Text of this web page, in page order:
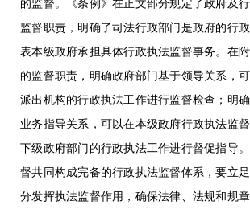
的监督。《条例》在正文部分规定了政府及
监督职责，明确了司法行政部门是政府的行
表本级政府承担具体行政执法监督事务。在
的监督职责，明确政府部门基于领导关系，可
派出机构的行政执法工作进行监督检查；明
业务指导关系，可以在本级政府行政执法监
下级政府部门的行政执法工作进行督促指导
督共同构成完备的行政执法监督体系，要立
分发挥执法监督作用，确保法律、法规和规